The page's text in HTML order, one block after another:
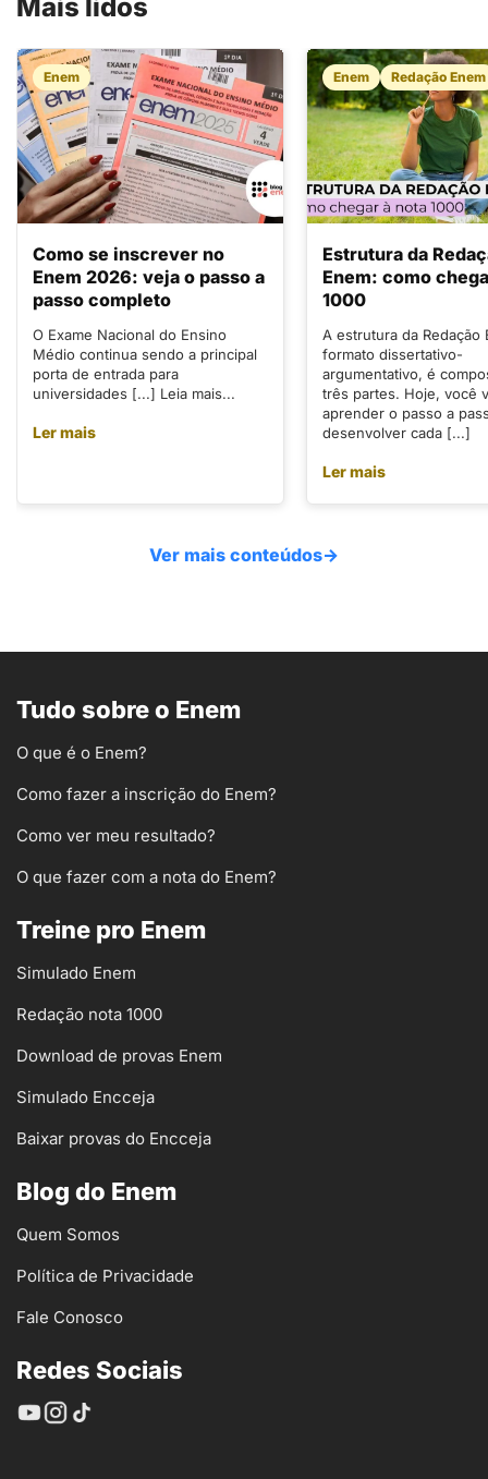
Mais lidos
Enem
Como se inscrever no
Enem 2026: veja o passo a
passo completo
O Exame Nacional do Ensino
Médio continua sendo a principal
porta de entrada para
universidades [...] Leia mais...
Ler mais
Enem Redação Enem
Estrutura da
Enem: como
1000
A estrutura da Redação
formato dissertativo-
argumentativo, é
três partes. Hoje, você
aprender o passo a
desenvolver cada [...]
Ler mais
Ver mais conteúdos→
Tudo sobre o Enem
O que é o Enem?
Como fazer a inscrição do Enem?
Como ver meu resultado?
O que fazer com a nota do Enem?
Treine pro Enem
Simulado Enem
Redação nota 1000
Download de provas Enem
Simulado Encceja
Baixar provas do Encceja
Blog do Enem
Quem Somos
Política de Privacidade
Fale Conosco
Redes Sociais